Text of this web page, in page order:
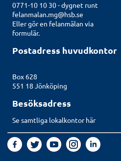
0771-10 10 30 - dygnet runt
felanmalan.mg@hsb.se
Eller gör en felanmälan via
formulär.
Postadress huvudkontor
Box 628
551 18 Jönköping
Besöksadress
Se samtliga lokalkontor här